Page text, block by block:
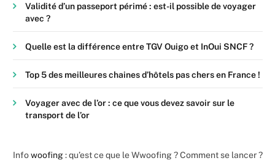
Validité d’un passeport périmé : est-il possible de voyager
avec ?
Quelle est la différence entre TGV Ouigo et InOui SNCF ?
Top 5 des meilleures chaines d’hôtels pas chers en France !
Voyager avec de l’or : ce que vous devez savoir sur le
transport de l’or
Infowoofing: qu’est ce que le Wwoofing ? Comment se lancer ?